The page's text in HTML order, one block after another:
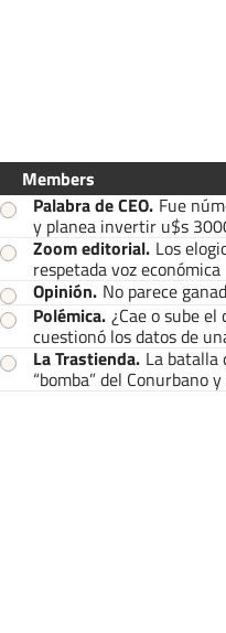
Members
Palabra de CEO. Fue
y planea invertir u$s
Zoom editorial. Los
respetada voz económica
Opinión. No parece
Polémica. ¿Cae o sube
cuestionó los datos de
La Trastienda. La batalla
“bomba” del Conurbano